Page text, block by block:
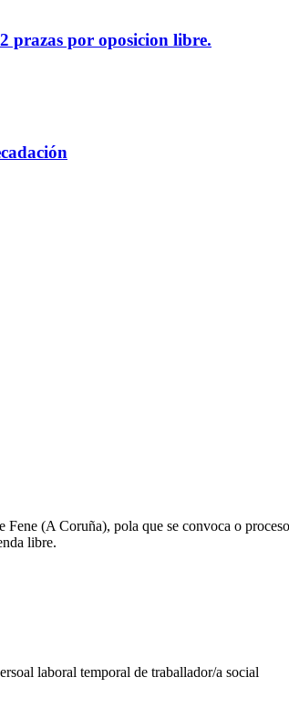
prazas por oposicion libre.
(A Coruña), pola que se convoca o
libre.
laboral temporal de traballador/a social